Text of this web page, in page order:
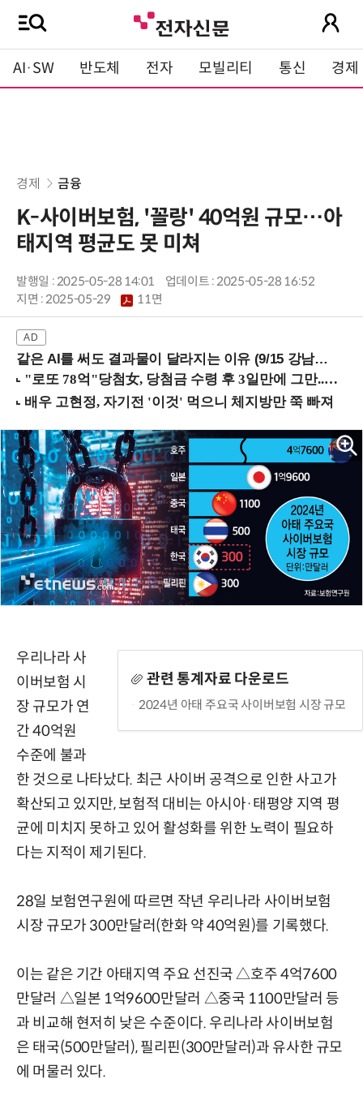
AI·SW 반도체 전자 모빌리티 통신 경제
경제 금융
K-사이버보험, '꼴랑' 40억원 규모…아
태지역 평균도 못 미쳐
발행일 : 2025-05-28 14:01
업데이트 : 2025-05-28 16:52
지면 :2025-05-29 11면
같은 AI를 써도 결과물이 달라지는 이유 (9/15 강남역)
관련 통계자료 다운로드
2024년 아태 주요국 사이버보험 시장 규모
우리나라 사
이버보험 시
장 규모가 연
간 40억원
수준에 불과
한 것으로 나타났다. 최근 사이버 공격으로 인한 사고가
확산되고 있지만, 보험적 대비는 아시아·태평양 지역 평
균에 미치지 못하고 있어 활성화를 위한 노력이 필요하
다는 지적이 제기된다.
28일 보험연구원에 따르면 작년 우리나라 사이버보험
시장 규모가 300만달러(한화 약 40억원)를 기록했다.
이는 같은 기간 아태지역 주요 선진국 △호주 4억7600
만달러 △일본 1억9600만달러 △중국 1100만달러 등
과 비교해 현저히 낮은 수준이다. 우리나라 사이버보험
은 태국(500만달러), 필리핀(300만달러)과 유사한 규모
에 머물러 있다.